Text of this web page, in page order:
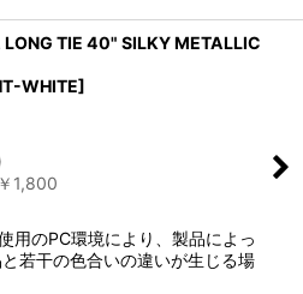
LONG TIE 40" SILKY METALLIC
WHITE]
￥ 1,800
用のPC環境により、製品によっ
若干の色合いの違いが生じる場